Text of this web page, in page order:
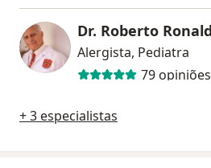
Alergista, Pediatra
79 opiniões
+ 3 especialistas